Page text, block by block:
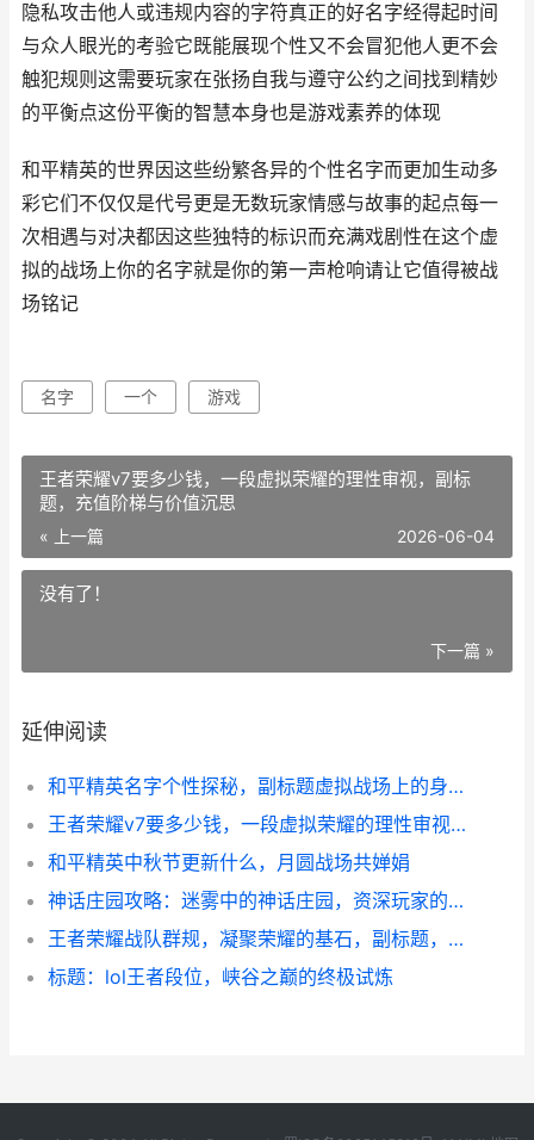
隐私攻击他人或违规内容的字符真正的好名字经得起时间
与众人眼光的考验它既能展现个性又不会冒犯他人更不会
触犯规则这需要玩家在张扬自我与遵守公约之间找到精妙
的平衡点这份平衡的智慧本身也是游戏素养的体现
和平精英的世界因这些纷繁各异的个性名字而更加生动多
彩它们不仅仅是代号更是无数玩家情感与故事的起点每一
次相遇与对决都因这些独特的标识而充满戏剧性在这个虚
拟的战场上你的名字就是你的第一声枪响请让它值得被战
场铭记
名字 一个 游戏
王者荣耀v7要多少钱，一段虚拟荣耀的理性审视，副标
题，充值阶梯与价值沉思
« 上一篇 2026-06-04
没有了！
下一篇 »
延伸阅读
和平精英名字个性探秘，副标题虚拟战场上的身份烙印
王者荣耀v7要多少钱，一段虚拟荣耀的理性审视，副标题，充值阶梯与价值沉思
和平精英中秋节更新什么，月圆战场共婵娟
神话庄园攻略：迷雾中的神话庄园，资深玩家的探索指南
王者荣耀战队群规，凝聚荣耀的基石，副标题，致每一位并肩作战的队友
标题：lol王者段位，峡谷之巅的终极试炼